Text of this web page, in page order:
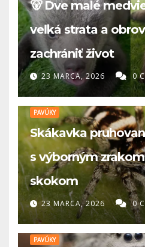
🐻 Dve malé
veľká strata a
zachrániť život
23 MARCA, 2026 0
PAVÚKY
Skákavka
s výborným
skokom
23 MARCA, 2026 0
PAVÚKY